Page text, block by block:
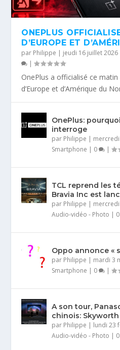
ONEPLUS
D’EUROPE ET
par Philippe | jeudi 16 juillet 2026
|
OnePlus a officialisé ce
d’Europe et d’Amérique du
OnePlus:
interroge
par Philippe |
Smartphone | 0 |
TCL reprend les
Bravia Inc est
par Philippe |
Audio-vidéo - Photo |
Oppo annonce «
par Philippe | mardi 3
Smartphone | 0 |
A son tour,
chinois: Skyworth
par Philippe | lundi 23
Audio-vidéo - Photo |